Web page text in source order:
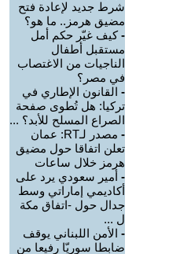
شرط جديد لإعادة فتح
مضيق هرمز.. ما هو؟
-كيف غيّر حكم أمل
مستقبل أطفال
الناجيات من الاغتصاب
في مصر؟
- القانون الإطاري في
تركيا: هل تُطوى صفحة
الصراع المسلح للأبد؟ ...
-
مصدر لـRT: عمان
تعلن اتفاقا حول مضيق
هرمز خلال ساعات
- أمير سعودي يرد على
أكاديمي إماراتي وسط
جدال حول -اتفاق مكة
ل ...
- الأمن اللبناني يوقف
ضابطا سوريّا رفيعا من